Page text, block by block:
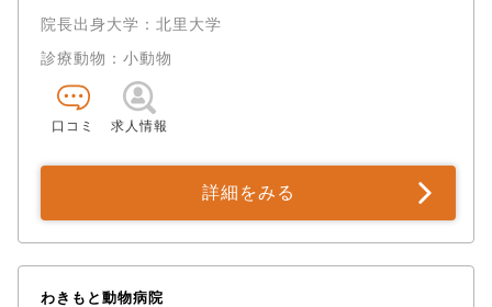
院長出身大学：北里大学
診療動物：小動物
口コミ 求人情報
詳細をみる
わきもと動物病院